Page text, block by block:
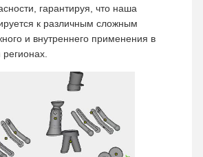
гарантируя, что наша
к различным сложным
и внутреннего применения в
регионах.